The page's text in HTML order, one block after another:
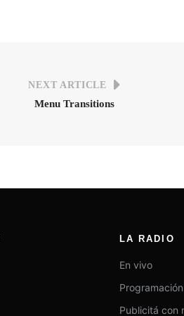
NEXT ARTICLE
Menu Transitions
LA RADIO
En vivo
Publicitá con